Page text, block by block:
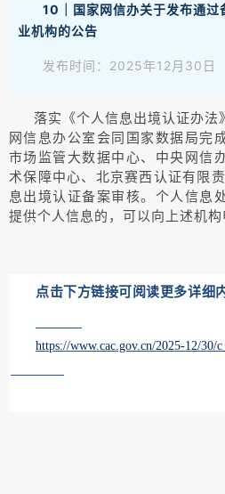
10｜国家网信办关于发布通过
业机构的公告
发布时间：2025年12月30日
落实《个人信息出境认证办
网信息办公室会同国家数据局完
市场监管大数据中心、中央网信
术保障中心、北京赛西认证有限
息出境认证备案审核。个人信息
提供个人信息的，可以向上述机构
点击下方链接可阅读更多详细
https://www.cac.gov.cn/2025-12/30/